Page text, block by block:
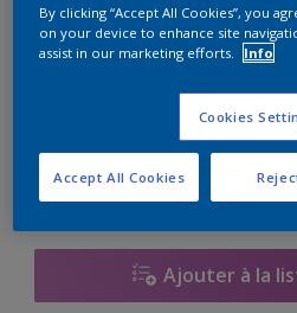
1L 2,5L
Ajouter à la
By clicking “Accept All Cookies”, you
on your device to enhance site
assist in our marketing efforts.
Info
Cookies
Accept All Cookies